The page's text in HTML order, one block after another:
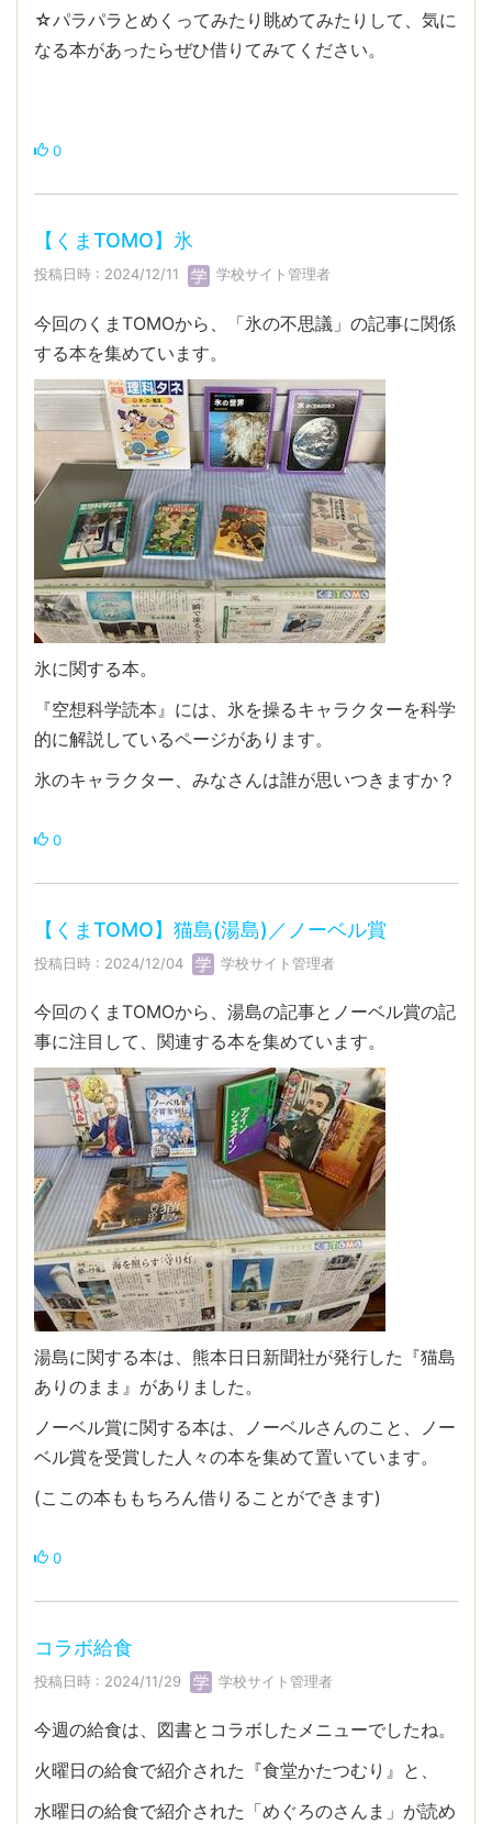
☆パラパラとめくってみたり眺めてみたりして、気に
なる本があったらぜひ借りてみてください。
0
【くまTOMO】氷
投稿日時 : 2024/12/11 学校サイト管理者
今回のくまTOMOから、「氷の不思議」の記事に関係
する本を集めています。
氷に関する本。
『空想科学読本』には、氷を操るキャラクターを科学
的に解説しているページがあります。
氷のキャラクター、みなさんは誰が思いつきますか？
0
【くまTOMO】猫島(湯島)／ノーベル賞
投稿日時 : 2024/12/04 学校サイト管理者
今回のくまTOMOから、湯島の記事とノーベル賞の記
事に注目して、関連する本を集めています。
湯島に関する本は、熊本日日新聞社が発行した『猫島
ありのまま』がありました。
ノーベル賞に関する本は、ノーベルさんのこと、ノー
ベル賞を受賞した人々の本を集めて置いています。
(ここの本ももちろん借りることができます)
0
コラボ給食
投稿日時 : 2024/11/29 学校サイト管理者
今週の給食は、図書とコラボしたメニューでしたね。
火曜日の給食で紹介された『食堂かたつむり』と、
水曜日の給食で紹介された「めぐろのさんま」が読め